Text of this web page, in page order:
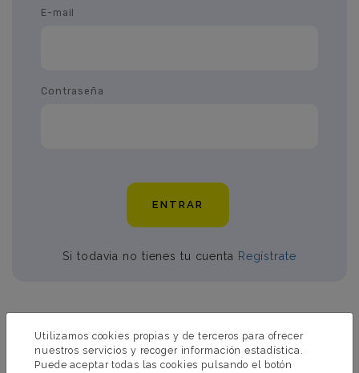
E-mail
Contraseña
ENTRAR
Si todavia no tienes tu cuenta Regístrate
CLORO PASTILLAS 200 GR.
Utilizamos cookies propias y de terceros para ofrecer
nuestros servicios y recoger información estadística.
Puede aceptar todas las cookies pulsando el botón